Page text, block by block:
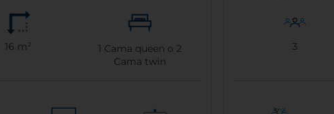
16 m² 1 Cama queen o 2
Cama twin
3